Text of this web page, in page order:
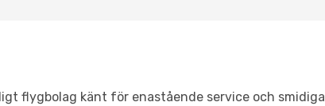
flygbolag känt för enastående service och smidiga